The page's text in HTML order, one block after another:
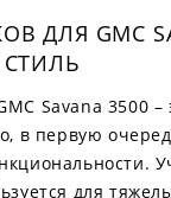
ДЛЯ GMC
Savana 3500 –
в первую
для